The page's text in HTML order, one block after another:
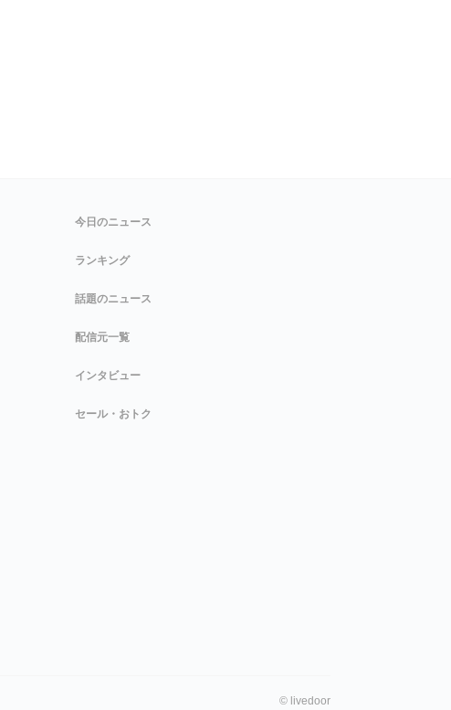
今日のニュース
ランキング
話題のニュース
配信元一覧
インタビュー
セール・おトク
© livedoor